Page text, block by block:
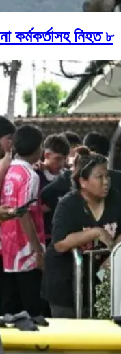
কর্মকর্তাসহ নিহত ৮